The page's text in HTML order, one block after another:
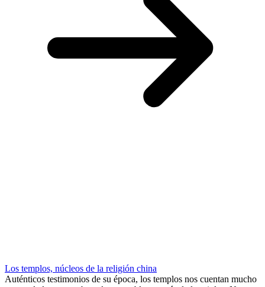
Los templos, núcleos de la religión china
Auténticos testimonios de su época, los templos nos cuentan mucho